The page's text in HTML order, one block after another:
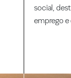
social,
emprego e